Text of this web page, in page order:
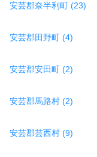
安芸郡奈半利町 (23)
安芸郡田野町 (4)
安芸郡安田町 (2)
安芸郡馬路村 (2)
安芸郡芸西村 (9)